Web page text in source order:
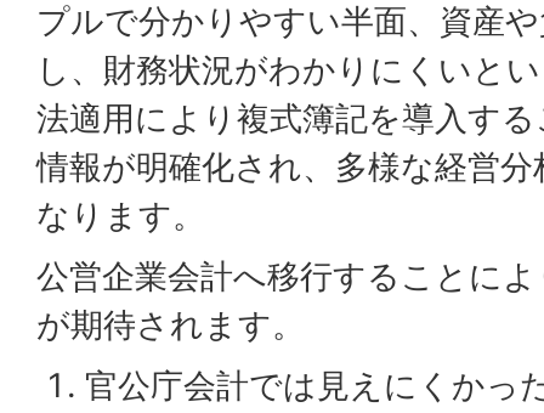
プルで分かりやすい半面、資産
し、財務状況がわかりにくいと
法適用により複式簿記を導入す
情報が明確化され、多様な経営
なります。
公営企業会計へ移行することに
が期待されます。
官公庁会計では見えにくかっ